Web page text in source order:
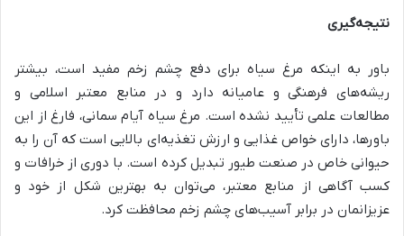
نتیجه‌گیری
باور به اینکه مرغ سیاه برای دفع چشم زخم مفید است، بیشتر
ریشه‌های فرهنگی و عامیانه دارد و در منابع معتبر اسلامی و
مطالعات علمی تأیید نشده است. مرغ سیاه آیام سمانی، فارغ از این
باورها، دارای خواص غذایی و ارزش تغذیه‌ای بالایی است که آن را به
حیوانی خاص در صنعت طیور تبدیل کرده است. با دوری از خرافات و
کسب آگاهی از منابع معتبر، می‌توان به بهترین شکل از خود و
عزیزانمان در برابر آسیب‌های چشم زخم محافظت کرد.